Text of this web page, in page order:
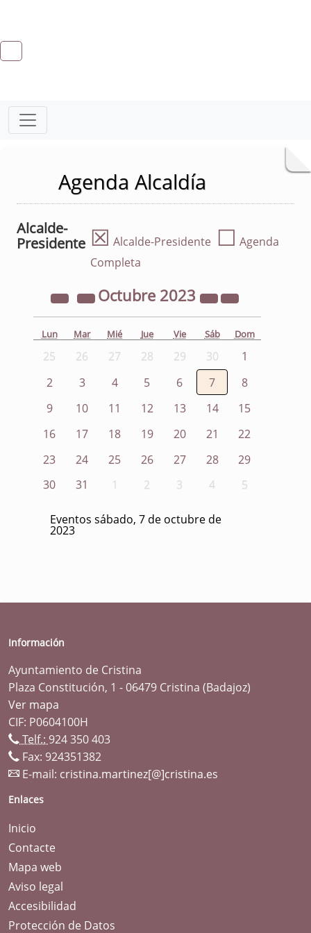
Agenda Alcaldía
Alcalde-
Presidente ☒ Alcalde-Presidente ☐ Agenda
Completa
Octubre 2023
Lun Mar Mié Jue Vie Sáb Dom
25 26 27 28 29 30
1
2
3 4 5 6 7
8
9
10 11 12 13 14
15
16
17 18 19 20 21
22
23
24 25 26 27 28
29
30
31 1 2 3 4 5
Eventos sábado, 7 de octubre de
2023
Información
Ayuntamiento de Cristina
Plaza Constitución, 1 - 06479 Cristina (Badajoz)
Ver mapa
CIF: P0604100H
Telf.: 924 350 403
Fax: 924351382
E-mail: cristina.martinez[@]cristina.es
Enlaces
Inicio
Contacte
Mapa web
Aviso legal
Accesibilidad
Protección de Datos